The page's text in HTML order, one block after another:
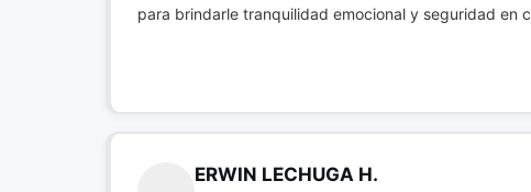
para brindarle tranquilidad emocional y seguridad en
ERWIN LECHUGA H.